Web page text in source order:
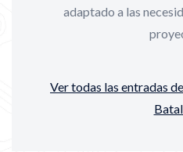
adaptado a las
Ver todas las entradas